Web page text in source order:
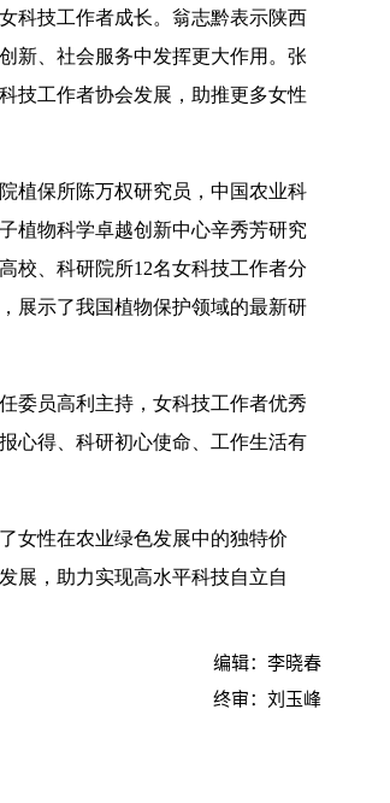
科技工作者成长。翁志黔表示陕西
新、社会服务中发挥更大作用。张
技工作者协会发展，助推更多女性
植保所陈万权研究员，中国农业科
植物科学卓越创新中心辛秀芳研究
校、科研院所12名女科技工作者分
展示了我国植物保护领域的最新研
委员高利主持，女科技工作者优秀
心得、科研初心使命、工作生活有
女性在农业绿色发展中的独特价
展，助力实现高水平科技自立自
编辑：李晓春
终审：刘玉峰